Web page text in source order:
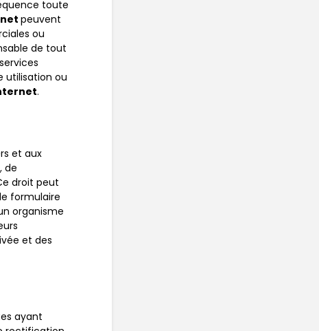
toute
peuvent
ou
de tout
utilisation ou
.
et aux
de
droit peut
formulaire
organisme
et des
ayant